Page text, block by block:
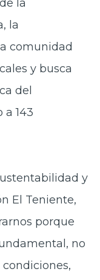
la
la
comunidad
y busca
del
143
y
El Teniente,
porque
no